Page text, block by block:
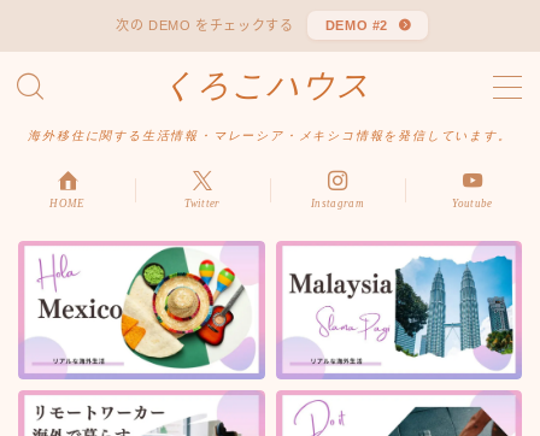
次の DEMO をチェックする DEMO #2
くろこハウス
海外移住に関する生活情報・マレーシア・メキシコ情報を発信しています。
MENU
デモプリセット記事 #1
デモプリセット記事 Part04
デモプリセット記事 Part06
利用規約／特定商取引法に基づく表記
有料記事の決済完了ページ
はじめての方へ
HOME Twitter Instagram Youtube